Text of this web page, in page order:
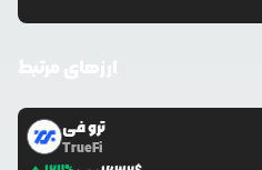
ترو فی
TrueFi